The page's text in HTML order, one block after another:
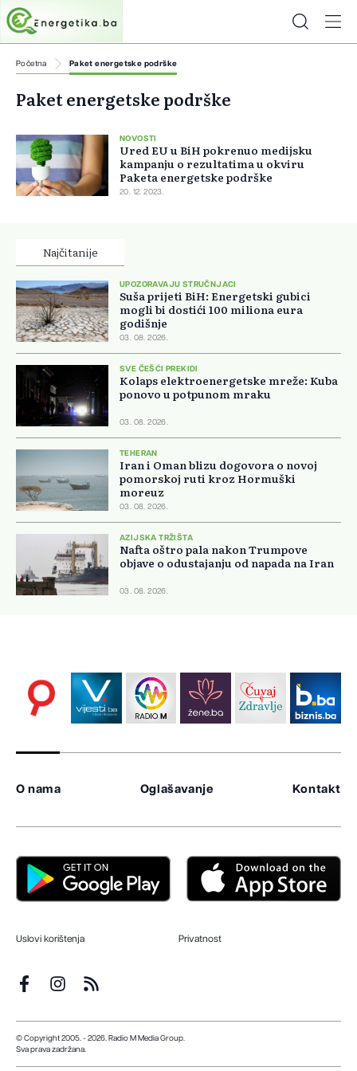
Početna Paket energetske podrške
Paket energetske podrške
NOVOSTI
Ured EU u BiH pokrenuo medijsku
kampanju o rezultatima u okviru
Paketa energetske podrške
20. 12. 2023.
Najčitanije
UPOZORAVAJU STRUČNJACI
Suša prijeti BiH: Energetski gubici
mogli bi dostići 100 miliona eura
godišnje
03. 08. 2026.
SVE ČEŠĆI PREKIDI
Kolaps elektroenergetske mreže: Kuba
ponovo u potpunom mraku
03. 08. 2026.
TEHERAN
Iran i Oman blizu dogovora o novoj
pomorskoj ruti kroz Hormuški
moreuz
03. 08. 2026.
AZIJSKA TRŽIŠTA
Nafta oštro pala nakon Trumpove
objave o odustajanju od napada na Iran
03. 08. 2026.
O nama Oglašavanje Kontakt
Uslovi korištenja Privatnost
© Copyright 2005. - 2026. Radio M Media Group.
Sva prava zadržana.